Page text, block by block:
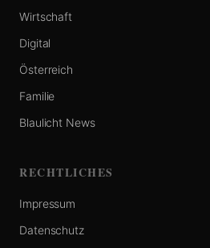
Wirtschaft
Digital
Österreich
Familie
Blaulicht News
RECHTLICHES
Impressum
Datenschutz